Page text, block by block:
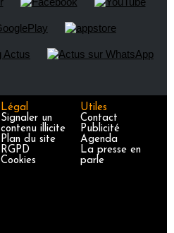
Légal
Signaler un
contenu illicite
Plan du site
RGPD
Cookies
Utiles
Contact
Publicité
Agenda
La presse en
parle